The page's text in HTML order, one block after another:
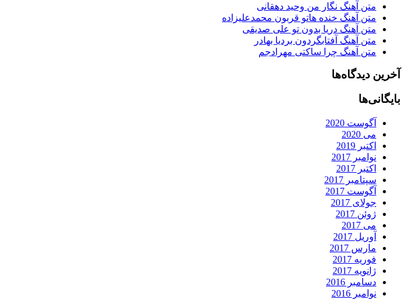
متن آهنگ نگار من وحید دهقانی
متن آهنگ خنده هاتو قربون محمدعلیزاده
متن آهنگ دریا بدون تو علی صدیقی
متن آهنگ آفتابگردون بردیا بهادر
متن آهنگ چرا ساکتی مهرادجم
آخرین دیدگاه‌ها
بایگانی‌ها
آگوست 2020
می 2020
اکتبر 2019
نوامبر 2017
اکتبر 2017
سپتامبر 2017
آگوست 2017
جولای 2017
ژوئن 2017
می 2017
آوریل 2017
مارس 2017
فوریه 2017
ژانویه 2017
دسامبر 2016
نوامبر 2016